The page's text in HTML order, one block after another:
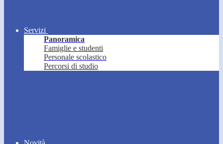
Servizi
Panoramica
Famiglie e studenti
Personale scolastico
Percorsi di studio